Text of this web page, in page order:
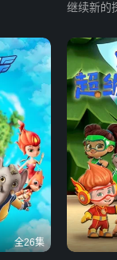
继续新的
全26集